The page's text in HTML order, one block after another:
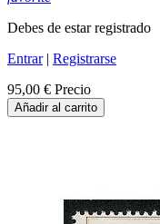
Debes de estar registrado
Entrar| Registrarse
95,00 € Precio
Añadir al carrito